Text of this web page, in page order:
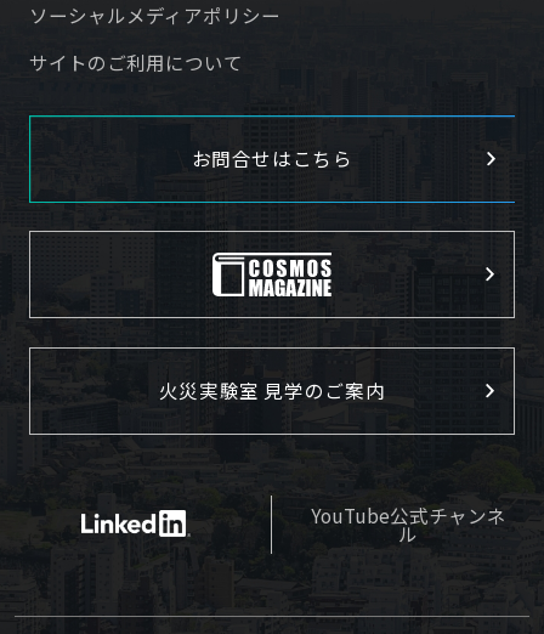
ソーシャルメディアポリシー
サイトのご利用について
お問合せはこちら
火災実験室 見学のご案内
YouTube公式チャンネ
ル